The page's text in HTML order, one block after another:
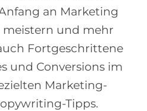
an Marketing
und mehr
Fortgeschrittene
und Conversions im
Marketing-
Tipps.